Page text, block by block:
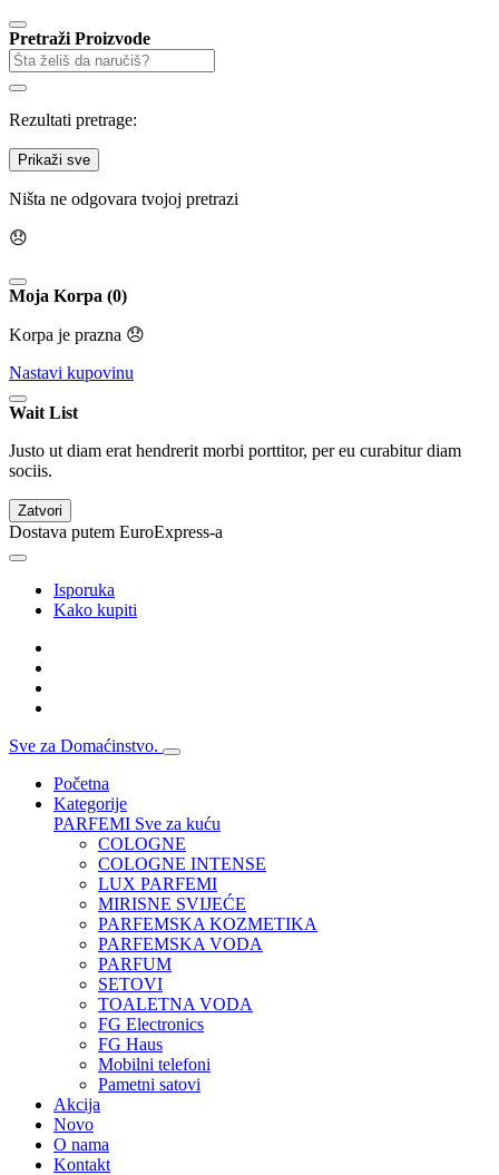
Pretraži Proizvode
Rezultati pretrage:
Prikaži sve
Ništa ne odgovara tvojoj pretrazi
😞
Moja Korpa (0)
Korpa je prazna 😞
Nastavi kupovinu
Wait List
Justo ut diam erat hendrerit morbi porttitor, per eu curabitur diam
sociis.
Zatvori
Dostava putem EuroExpress-a
Isporuka
Kako kupiti
Sve za Domaćinstvo.
Početna
Kategorije
PARFEMI Sve za kuću
COLOGNE
COLOGNE INTENSE
LUX PARFEMI
MIRISNE SVIJEĆE
PARFEMSKA KOZMETIKA
PARFEMSKA VODA
PARFUM
SETOVI
TOALETNA VODA
FG Electronics
FG Haus
Mobilni telefoni
Pametni satovi
Akcija
Novo
O nama
Kontakt